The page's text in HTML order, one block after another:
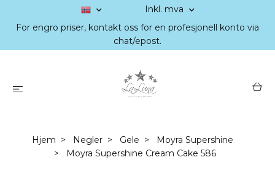
Inkl. mva
For engro priser, kontakt oss for en profesjonell konto via
chat/epost.
Hjem Negler Gele
Moyra Supershine
Moyra Supershine Cream Cake 586